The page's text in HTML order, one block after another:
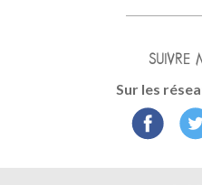
SUIVRE
Sur les